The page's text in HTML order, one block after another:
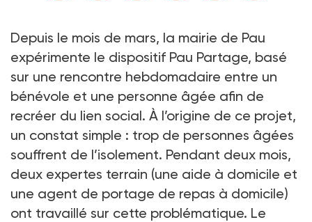
Depuis le mois de mars, la mairie de Pau
expérimente le dispositif Pau Partage, basé
sur une rencontre hebdomadaire entre un
bénévole et une personne âgée afin de
recréer du lien social. À l’origine de ce projet,
un constat simple : trop de personnes âgées
souffrent de l’isolement. Pendant deux mois,
deux expertes terrain (une aide à domicile et
une agent de portage de repas à domicile)
ont travaillé sur cette problématique. Le